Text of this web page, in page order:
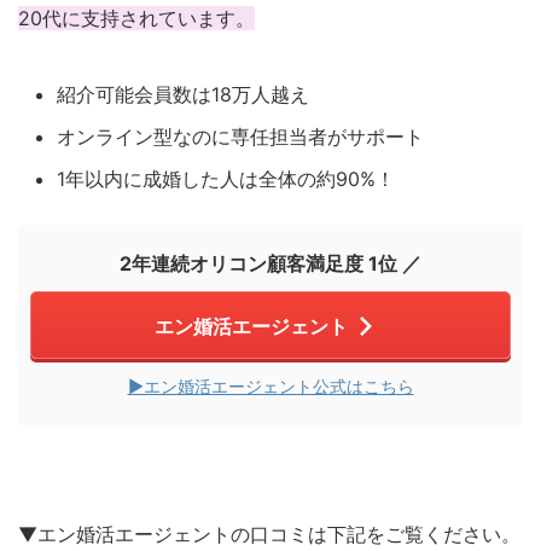
20代に支持されています。
紹介可能会員数は18万人越え
オンライン型なのに専任担当者がサポート
1年以内に成婚した人は全体の約90%！
2年連続オリコン顧客満足度 1位 ／
エン婚活エージェント
▶︎エン婚活エージェント公式はこちら
▼エン婚活エージェントの口コミは下記をご覧ください。